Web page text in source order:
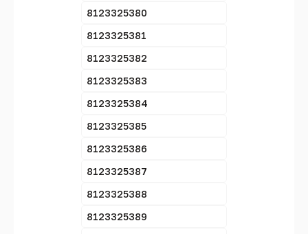
8123325380
8123325381
8123325382
8123325383
8123325384
8123325385
8123325386
8123325387
8123325388
8123325389